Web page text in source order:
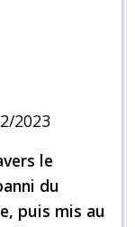
2023
le
du
puis mis au